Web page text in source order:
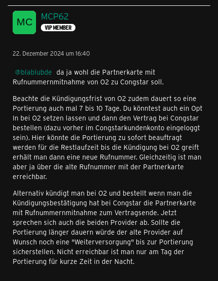
MCP62
VIP MEMBER
22. Dezember 2024 um 16:40
blablubde da ja wohl die Partnerkarte mit
Rufnummernmitnahme von O2 zu Congstar soll.
Beachte die Kündigungsfrist von O2 zudem dauert so eine
Portierung auch mal 7 bis 10 Tage. Du könntest auch ein Opt
In bei O2 setzen lassen und dann den Vertrag bei Congstar
bestellen (dazu vorher im Congstarkundenkonto eingeloggt
sein). Hier könnte die Portierung zu sofort beauftragt
werden für die Restlaufzeit bis die Kündigung bei O2 greift
erhält man dann eine neue Rufnummer. Gleichzeitig ist man
aber ja über die alte Rufnummer mit der Partnerkarte
erreichbar.
Alternativ kündigt man bei O2 und bestellt wenn man die
Kündigungsbestätigung hat bei Congstar die Partnerkarte
mit Rufnummernmitnahme zum Vertragsende. Jetzt
sprechen sich auch die beiden Provider ab. Sollte die
Portierung länger dauern würde der alte Provider auf
Wunsch noch eine "Weiterversorgung" bis zur Portierung
sicherstellen. Nicht erreichbar ist man nur am Tag der
Portierung für kurze Zeit in der Nacht.